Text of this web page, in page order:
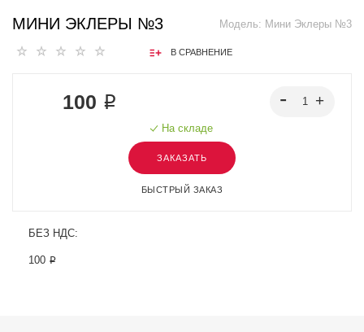
Модель: Мини Эклеры №3
МИНИ ЭКЛЕРЫ №3
В СРАВНЕНИЕ
100 ₽
На складе
ЗАКАЗАТЬ
БЫСТРЫЙ ЗАКАЗ
БЕЗ НДС:
100 ₽